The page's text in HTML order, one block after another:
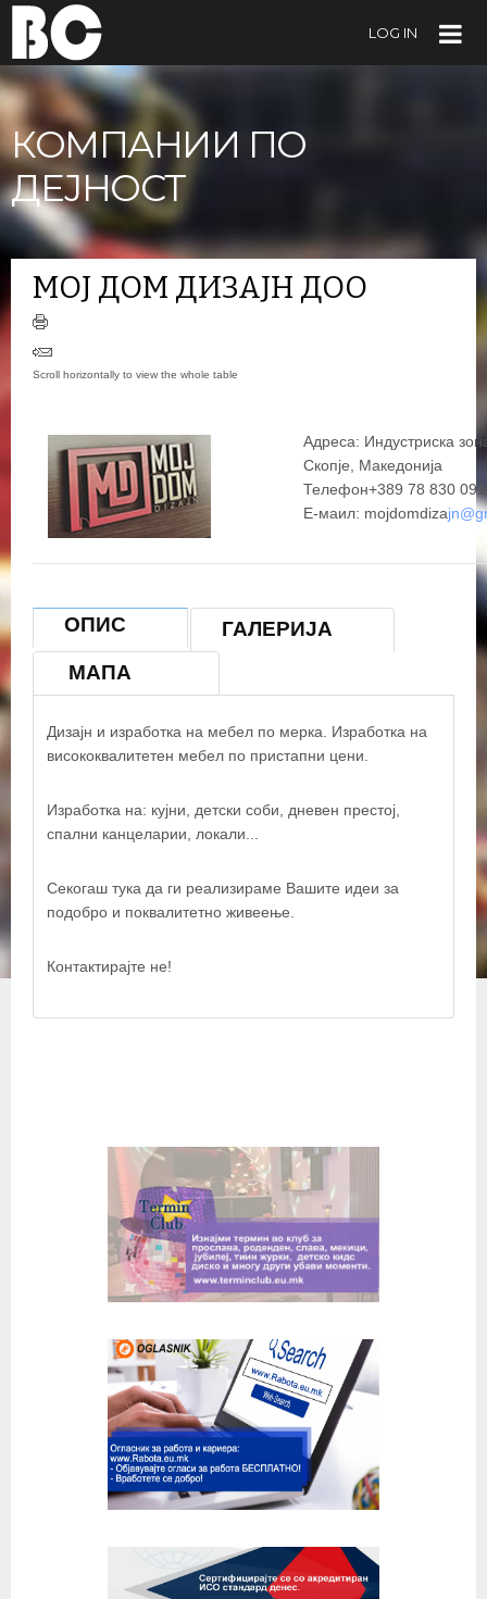
LOG IN
КОМПАНИИ ПО
ДЕЈНОСТ
МОЈ ДОМ ДИЗАЈН ДОО
Адреса: Индустриска
Скопје, Македонија
Телефон+389 78 830 091
Е-маил: mоjdomdizа
ОПИС
ГАЛЕРИЈА
МАПА
Дизајн и изработка на мебел по мерка. Изработка на
висококвалитетен мебел по пристапни цени.
Изработка на: кујни, детски соби, дневен престој,
спални канцеларии, локали...
Секогаш тука да ги реализираме Вашите идеи за
подобро и поквалитетно живеење.
Контактирајте не!
МОЈ ДОМ ДИЗАЈН ДОО
×